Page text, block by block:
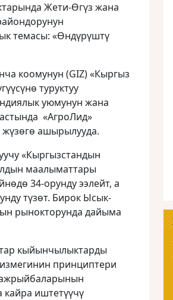
Жети-Өгүз жана
темасы: «Өндүрүштү
коомунун (GIZ) «Кыргыз
туруктуу
уюмунун жана
«АгроЛид»
ашырылууда.
«Кыргызстандын
маалыматтары
34-орунду ээлейт, а
түзөт. Бирок Ысык-
рынокторунда дайыма
кыйынчылыктарды
принциптери
иштетүүчү